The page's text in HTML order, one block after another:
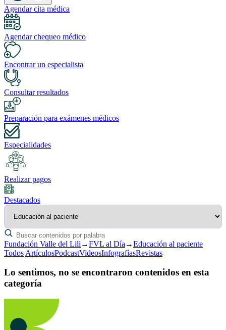
Agendar cita médica
Agendar chequeo médico
Encontrar un especialista
Consultar resultados
Preparación para exámenes médicos
Especialidades
Realizar pagos
Destacados
Fundación Valle del Lili →FVL al Día →Educación al paciente
Todos ArtículosPodcastVideosInfografíasRevistas
Lo sentimos, no se encontraron contenidos en esta
categoría